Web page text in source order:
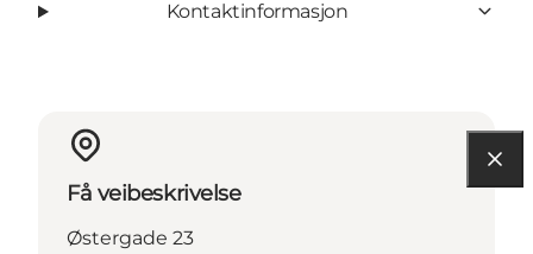
Kontaktinformasjon
Få veibeskrivelse
Østergade 23